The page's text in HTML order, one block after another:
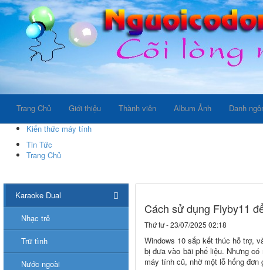
Trang Chủ Giới thiệu Thành viên Album Ảnh
Danh
Kiến thức máy tính
Tin Tức
Trang Chủ
Cách sử dụng Flyby11
Thứ tư - 23/07/2025 02:18
Windows 10 sắp kết thúc hỗ trợ,
bị đưa vào bãi phế liệu. Nhưng
máy tính cũ, nhờ một lỗ hổng đơn
Karaoke Dual
Nhạc trẻ
Trữ tình
Nước ngoài